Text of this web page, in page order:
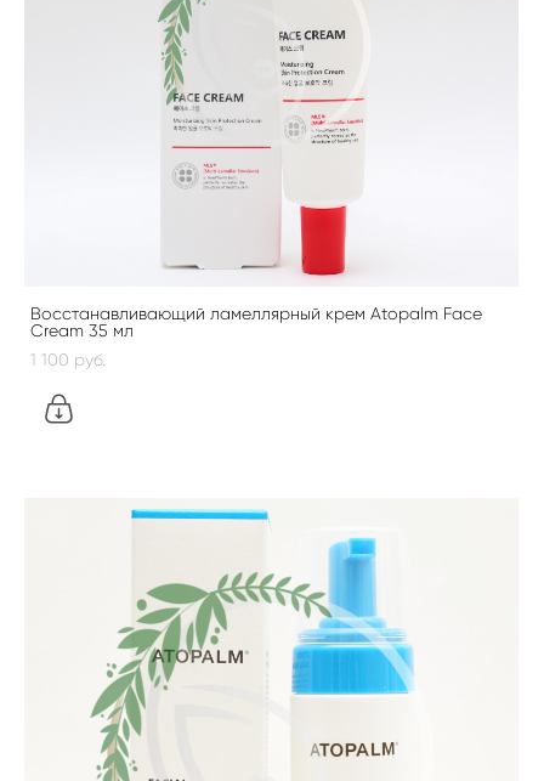
Восстанавливающий ламеллярный крем Atopalm Face
Cream 35 мл
1 100 pуб.